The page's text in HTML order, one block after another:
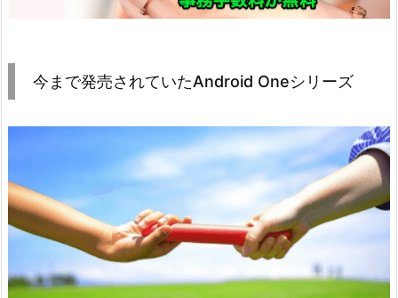
今まで発売されていたAndroid Oneシリーズ